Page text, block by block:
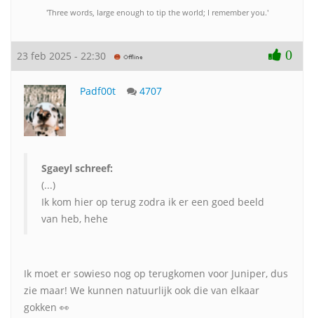
'Three words, large enough to tip the world; I remember you.'
23 feb 2025 - 22:30 0
Padf00t 4707
Sgaeyl schreef:
(...)
Ik kom hier op terug zodra ik er een goed beeld
van heb, hehe
Ik moet er sowieso nog op terugkomen voor Juniper, dus
zie maar! We kunnen natuurlijk ook die van elkaar
gokken 👀